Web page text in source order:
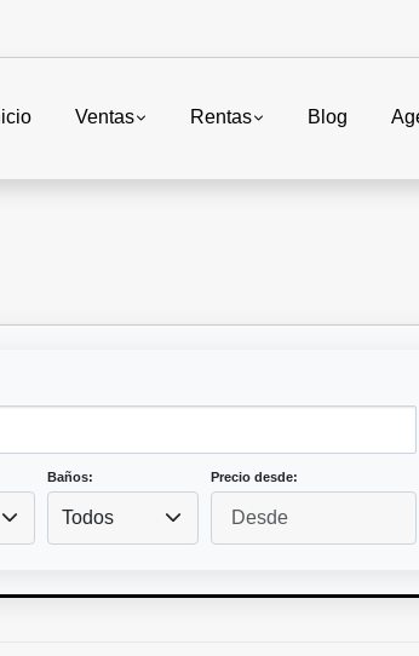
Ventas Rentas Blog
Baños:
Todos
Precio desde: